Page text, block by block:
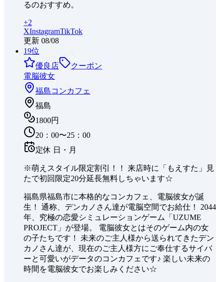
るのおすすめ。
+2
XInstagramTikTok
更新 08/08
19位
優良店
クーポン
電脳彼女
福島コンカフェ
福島
1800円
20：00〜25：00
定休 日・月
※萌えスタイル限定割引！！ 来店時に「もえすた」見
たで初回限定20分延長無料しちゃいます☆
福島県福島市に本格的なコンカフェ、電脳彼女が誕
生！ 通称、デンカノさん達が電脳空間でお給仕！ 2044
年、究極の恋愛シミュレーションゲーム「UZUME
PROJECT」が登場。 電脳彼女とはそのゲーム内の女
の子たちです！ 未来のご主人様から送られてきたデン
カノさん達が、現在のご主人様方にご奉仕するサイバ
ーと可愛いがデータのコンカフェです♪ 楽しい未来の
時間を電脳彼女でお楽しみください☆